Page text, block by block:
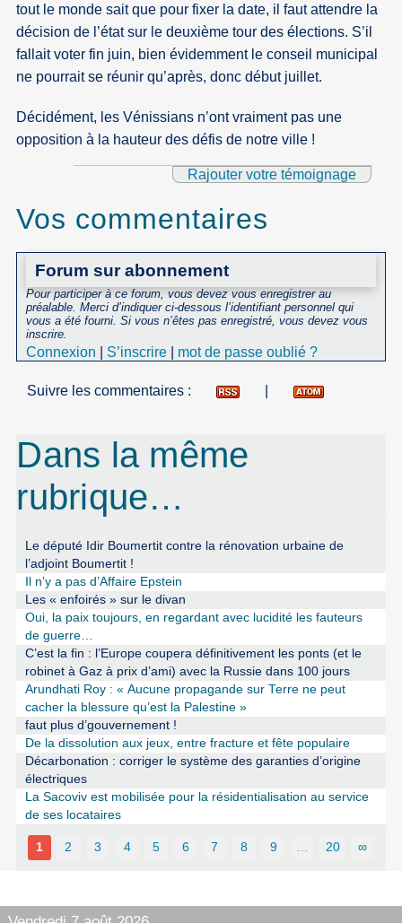
tout le monde sait que pour fixer la date, il faut attendre la
décision de l’état sur le deuxième tour des élections. S’il
fallait voter fin juin, bien évidemment le conseil municipal
ne pourrait se réunir qu’après, donc début juillet.
Décidément, les Vénissians n’ont vraiment pas une
opposition à la hauteur des défis de notre ville !
Rajouter votre témoignage
Vos commentaires
Forum sur abonnement
Pour participer à ce forum, vous devez vous enregistrer au
préalable. Merci d’indiquer ci-dessous l’identifiant personnel qui
vous a été fourni. Si vous n’êtes pas enregistré, vous devez vous
inscrire.
Connexion S’inscrire mot de passe oublié ?
Suivre les commentaires :
Dans la même
rubrique…
Le député Idir Boumertit contre la rénovation urbaine de
l’adjoint Boumertit !
Il n’y a pas d’Affaire Epstein
Les « enfoirés » sur le divan
Oui, la paix toujours, en regardant avec lucidité les fauteurs
de guerre…
C’est la fin : l’Europe coupera définitivement les ponts (et le
robinet à Gaz à prix d’ami) avec la Russie dans 100 jours
Arundhati Roy : « Aucune propagande sur Terre ne peut
cacher la blessure qu’est la Palestine »
faut plus d’gouvernement !
De la dissolution aux jeux, entre fracture et fête populaire
Décarbonation : corriger le système des garanties d’origine
électriques
La Sacoviv est mobilisée pour la résidentialisation au service
de ses locataires
1 2 3 4 5 6 7 8 9 … 20 ∞